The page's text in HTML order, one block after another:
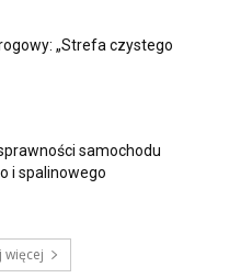
„Strefa czystego
samochodu
i spalinowego
więcej